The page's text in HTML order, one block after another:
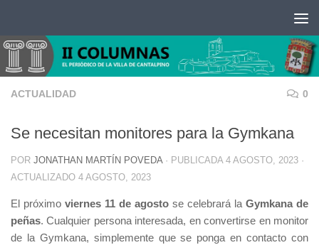
ACTUALIDAD 0
Se necesitan monitores para la Gymkana
POR JONATHAN MARTÍN POVEDA · PUBLICADA 4 AGOSTO, 2023 ·
ACTUALIZADO 4 AGOSTO, 2023
El próximo viernes 11 de agosto se celebrará la Gymkana de
peñas. Cualquier persona interesada, en convertirse en monitor
de la Gymkana, simplemente que se ponga en contacto con